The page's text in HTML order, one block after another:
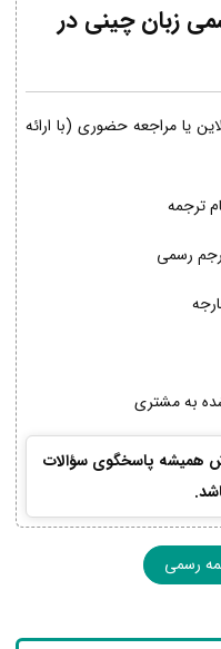
زبان چینی در
یا مراجعه حضوری (با ارائه
ترجمه
رسمی
به مشتری
همیشه پاسخگوی سؤالات
رسمی